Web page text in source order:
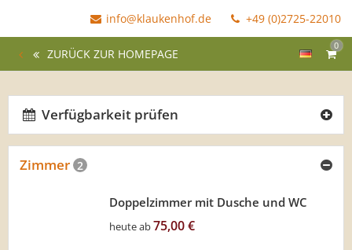
info@klaukenhof.de +49 (0)2725-22010
0
ZURÜCK ZUR HOMEPAGE
Verfügbarkeit prüfen
Zimmer 2
Doppelzimmer mit Dusche und WC
heute ab75,00 €